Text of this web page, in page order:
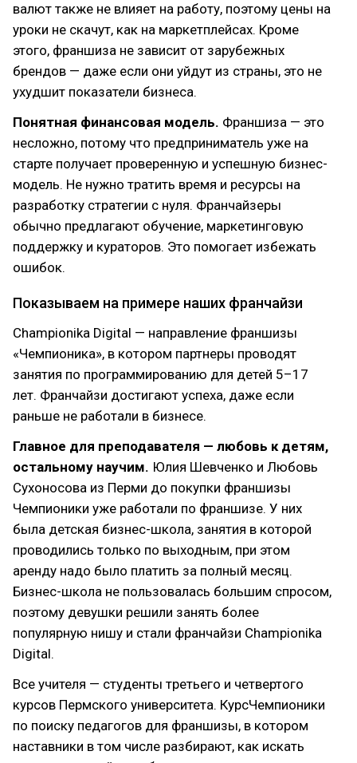
валют также не влияет на работу, поэтому цены на
уроки не скачут, как на маркетплейсах. Кроме
этого, франшиза не зависит от зарубежных
брендов — даже если они уйдут из страны, это не
ухудшит показатели бизнеса.
Понятная финансовая модель. Франшиза — это
несложно, потому что предприниматель уже на
старте получает проверенную и успешную бизнес-
модель. Не нужно тратить время и ресурсы на
разработку стратегии с нуля. Франчайзеры
обычно предлагают обучение, маркетинговую
поддержку и кураторов. Это помогает избежать
ошибок.
Показываем на примере наших франчайзи
Championika Digital — направление франшизы
«Чемпионика», в котором партнеры проводят
занятия по программированию для детей 5–17
лет. Франчайзи достигают успеха, даже если
раньше не работали в бизнесе.
Главное для преподавателя — любовь к детям,
остальному научим. Юлия Шевченко и Любовь
Сухоносова из Перми до покупки франшизы
Чемпионики уже работали по франшизе. У них
была детская бизнес-школа, занятия в которой
проводились только по выходным, при этом
аренду надо было платить за полный месяц.
Бизнес-школа не пользовалась большим спросом,
поэтому девушки решили занять более
популярную нишу и стали франчайзи Championika
Digital.
Все учителя — студенты третьего и четвертого
курсов Пермского университета. КурсЧемпионики
по поиску педагогов для франшизы, в котором
наставники в том числе разбирают, как искать